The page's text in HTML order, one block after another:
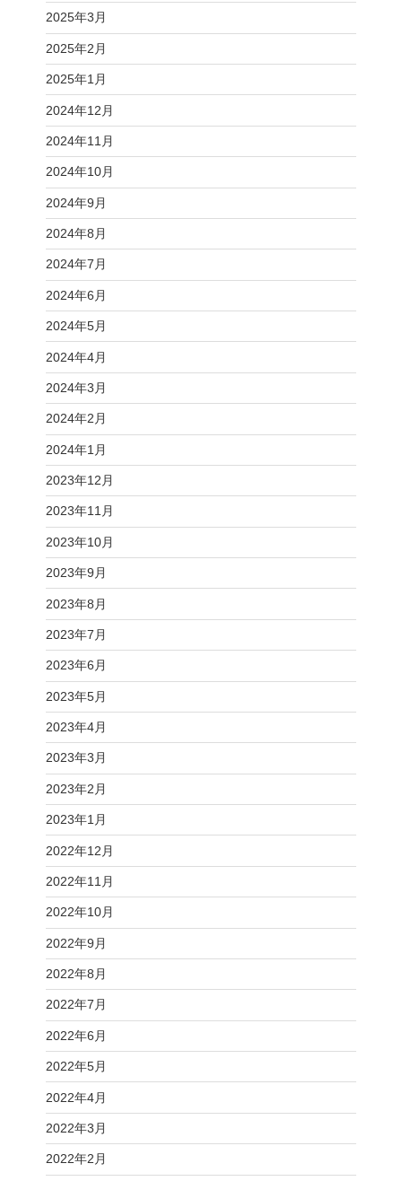
2025年3月
2025年2月
2025年1月
2024年12月
2024年11月
2024年10月
2024年9月
2024年8月
2024年7月
2024年6月
2024年5月
2024年4月
2024年3月
2024年2月
2024年1月
2023年12月
2023年11月
2023年10月
2023年9月
2023年8月
2023年7月
2023年6月
2023年5月
2023年4月
2023年3月
2023年2月
2023年1月
2022年12月
2022年11月
2022年10月
2022年9月
2022年8月
2022年7月
2022年6月
2022年5月
2022年4月
2022年3月
2022年2月